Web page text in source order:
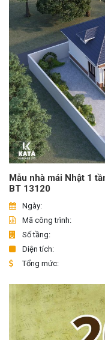
Mẫu nhà mái Nhật 1
BT 13120
Ngày:
Mã công trình:
Số tầng:
Diện tích:
Tổng mức: